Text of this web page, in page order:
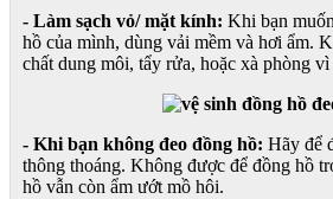
- Làm sạch vỏ/ mặt kính: Khi bạn
hồ của mình, dùng vải mềm và hơi ẩm.
chất dung môi, tẩy rửa, hoặc xà phòng
- Khi bạn không đeo đồng hồ: Hãy để
thông thoáng. Không được để đồng hồ
hồ vẫn còn ẩm ướt mồ hôi.